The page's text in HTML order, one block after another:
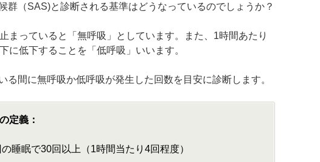
群（SAS)と診断される基準はどうなっているのでしょうか？
まっていると「無呼吸」としています。また、1時間あたり
に低下することを「低呼吸」いいます。
る間に無呼吸か低呼吸が発生した回数を目安に診断します。
定義：
の睡眠で30回以上（1時間当たり4回程度）